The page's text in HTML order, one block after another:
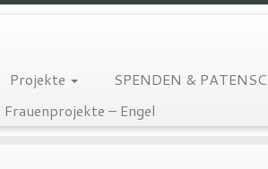
Projekte SPENDEN &
Frauenprojekte – Engel